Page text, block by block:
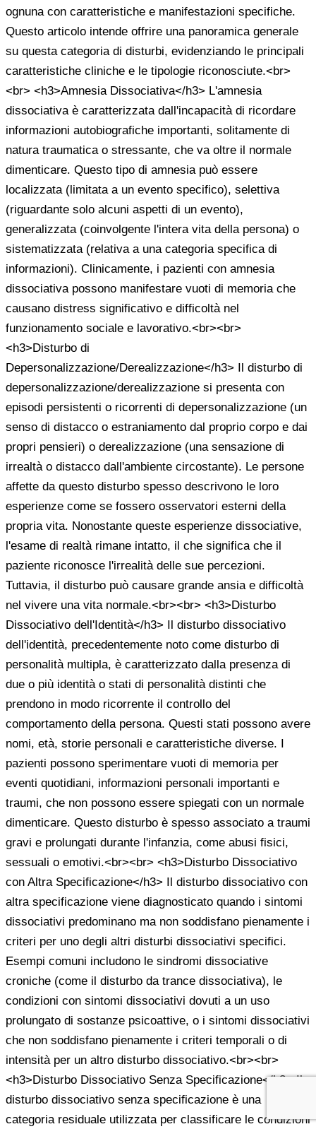
ognuna con caratteristiche e manifestazioni specifiche.
Questo articolo intende offrire una panoramica generale
su questa categoria di disturbi, evidenziando le principali
caratteristiche cliniche e le tipologie riconosciute.<br>
<br> <h3>Amnesia Dissociativa</h3> L'amnesia
dissociativa è caratterizzata dall'incapacità di ricordare
informazioni autobiografiche importanti, solitamente di
natura traumatica o stressante, che va oltre il normale
dimenticare. Questo tipo di amnesia può essere
localizzata (limitata a un evento specifico), selettiva
(riguardante solo alcuni aspetti di un evento),
generalizzata (coinvolgente l'intera vita della persona) o
sistematizzata (relativa a una categoria specifica di
informazioni). Clinicamente, i pazienti con amnesia
dissociativa possono manifestare vuoti di memoria che
causano distress significativo e difficoltà nel
funzionamento sociale e lavorativo.<br><br>
<h3>Disturbo di
Depersonalizzazione/Derealizzazione</h3> Il disturbo di
depersonalizzazione/derealizzazione si presenta con
episodi persistenti o ricorrenti di depersonalizzazione (un
senso di distacco o estraniamento dal proprio corpo e dai
propri pensieri) o derealizzazione (una sensazione di
irrealtà o distacco dall'ambiente circostante). Le persone
affette da questo disturbo spesso descrivono le loro
esperienze come se fossero osservatori esterni della
propria vita. Nonostante queste esperienze dissociative,
l'esame di realtà rimane intatto, il che significa che il
paziente riconosce l'irrealità delle sue percezioni.
Tuttavia, il disturbo può causare grande ansia e difficoltà
nel vivere una vita normale.<br><br> <h3>Disturbo
Dissociativo dell'Identità</h3> Il disturbo dissociativo
dell'identità, precedentemente noto come disturbo di
personalità multipla, è caratterizzato dalla presenza di
due o più identità o stati di personalità distinti che
prendono in modo ricorrente il controllo del
comportamento della persona. Questi stati possono avere
nomi, età, storie personali e caratteristiche diverse. I
pazienti possono sperimentare vuoti di memoria per
eventi quotidiani, informazioni personali importanti e
traumi, che non possono essere spiegati con un normale
dimenticare. Questo disturbo è spesso associato a traumi
gravi e prolungati durante l'infanzia, come abusi fisici,
sessuali o emotivi.<br><br> <h3>Disturbo Dissociativo
con Altra Specificazione</h3> Il disturbo dissociativo con
altra specificazione viene diagnosticato quando i sintomi
dissociativi predominano ma non soddisfano pienamente i
criteri per uno degli altri disturbi dissociativi specifici.
Esempi comuni includono le sindromi dissociative
croniche (come il disturbo da trance dissociativa), le
condizioni con sintomi dissociativi dovuti a un uso
prolungato di sostanze psicoattive, o i sintomi dissociativi
che non soddisfano pienamente i criteri temporali o di
intensità per un altro disturbo dissociativo.<br><br>
<h3>Disturbo Dissociativo Senza Specificazione</h3> Il
disturbo dissociativo senza specificazione è una
categoria residuale utilizzata per classificare le condizioni